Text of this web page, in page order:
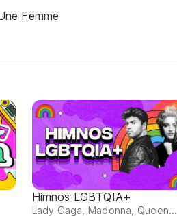
Femme
Himnos LGBTQIA+
Lady Gaga, Madonna, Queen...